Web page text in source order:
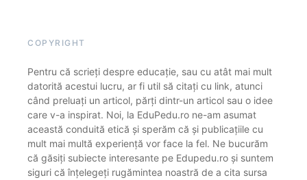
COPYRIGHT
Pentru că scrieți despre educație, sau cu atât mai mult
datorită acestui lucru, ar fi util să citați cu link, atunci
când preluați un articol, părți dintr-un articol sau o idee
care v-a inspirat. Noi, la EduPedu.ro ne-am asumat
această conduită etică și sperăm că și publicațiile cu
mult mai multă experiență vor face la fel. Ne bucurăm
că găsiți subiecte interesante pe Edupedu.ro și suntem
siguri că înțelegeți rugămintea noastră de a cita sursa